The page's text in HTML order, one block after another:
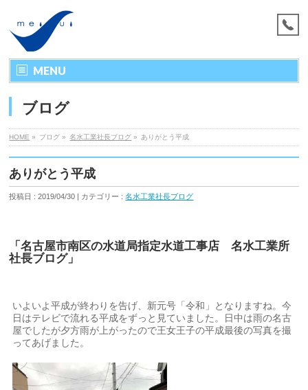
MENU
ブログ
HOME » ブログ » 名水工業社長ブログ » ありがとう平成
ありがとう平成
投稿日 : 2019/04/30 | カテゴリー :名水工業社長ブログ
「名古屋市南区の水道局指定水道工事店 名水工業所
社長ブログ」
いよいよ平成が終わりを告げ、新元号「令和」となりますね。今
日はテレビで流れる平成をずっと見ていました。日中は雨の名古
屋でしたが夕方雨が上がったので王女王子の平成最後の写真を撮
ってあげました。